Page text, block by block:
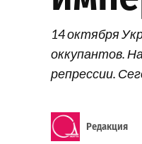
14 октября
оккупантов.
репрессии.
Редакция